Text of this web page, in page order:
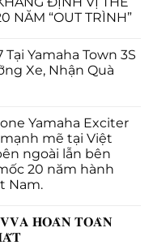
NĂM “OUT TRÌNH”
Yamaha Town 3S
Xe, Nhận Quà
Yamaha Exciter
mẽ tại Việt
ngoài lẫn bên
20 năm hành
Nam.
𝐕𝐕𝐀 𝐇𝐎𝐀̀𝐍 𝐓𝐎𝐀̀𝐍